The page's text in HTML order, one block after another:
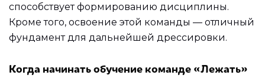
способствует формированию дисциплины.
Кроме того, освоение этой команды — отличный
фундамент для дальнейшей дрессировки.
Когда начинать обучение команде «Лежать»